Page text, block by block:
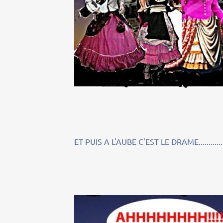
ET PUIS A L'AUBE C'EST LE